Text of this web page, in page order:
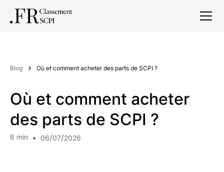
Blog Où et comment acheter des parts de SCPI ?
Où et comment acheter
des parts de SCPI ?
6 min • 06/07/2026